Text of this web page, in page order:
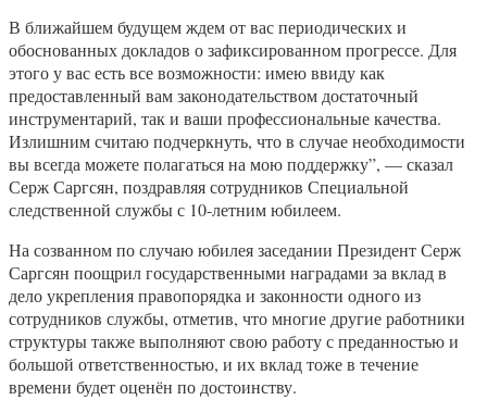
В ближайшем будущем ждем от вас периодических и
обоснованных докладов о зафиксированном прогрессе. Для
этого у вас есть все возможности: имею ввиду как
предоставленный вам законодательством достаточный
инструментарий, так и ваши профессиональные качества.
Излишним считаю подчеркнуть, что в случае необходимости
вы всегда можете полагаться на мою поддержку”, — сказал
Серж Саргсян, поздравляя сотрудников Специальной
следственной службы с 10-летним юбилеем.
На созванном по случаю юбилея заседании Президент Серж
Саргсян поощрил государственными наградами за вклад в
дело укрепления правопорядка и законности одного из
сотрудников службы, отметив, что многие другие работники
структуры также выполняют свою работу с преданностью и
большой ответственностью, и их вклад тоже в течение
времени будет оценён по достоинству.